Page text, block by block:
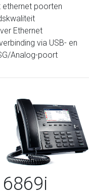
ethernet poorten
Ethernet
via USB- en
Analog-poort